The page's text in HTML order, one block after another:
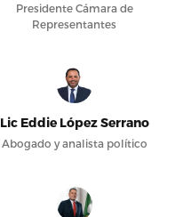
Presidente Cámara de
Representantes
Lic Eddie López Serrano
Abogado y analista político